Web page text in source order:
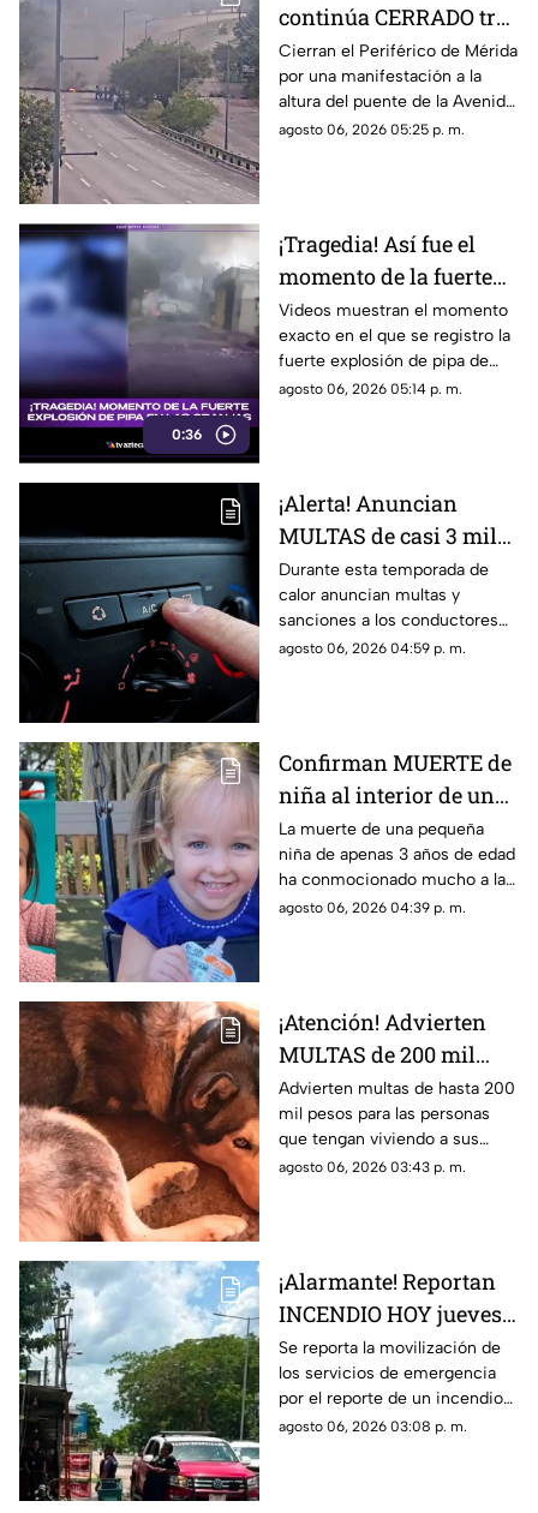
continúa CERRADO tras
manifestación;
reportan caos vial en la
zona
Cierran el Periférico de Mérida
por una manifestación a la
altura del puente de la Avenida
86, por lo que piden usar rutas
agosto 06, 2026 05:25 p. m.
0:36
¡Tragedia! Así fue el
momento de la fuerte
EXPLOSIÓN de PIPA de
GAS en la colonia
Granjas (+VIDEO)
Videos muestran el momento
exacto en el que se registro la
fuerte explosión de pipa de
gas en calles de la colonia
agosto 06, 2026 05:14 p. m.
¡Alerta! Anuncian
MULTAS de casi 3 mil
pesos a conductores
que NO enciendan el
AIRE ACONDICIONADO;
esto se sabe
Durante esta temporada de
calor anuncian multas y
sanciones a los conductores
que no enciendan el aire
agosto 06, 2026 04:59 p. m.
Confirman MUERTE de
niña al interior de una
cocinita de juguete; esto
le pasó
La muerte de una pequeña
niña de apenas 3 años de edad
ha conmocionado mucho a la
población en general; todo
agosto 06, 2026 04:39 p. m.
¡Atención! Advierten
MULTAS de 200 mil
pesos a quienes tengan
perros y gatos en
PATIOS o azoteas; esto
se sabe
Advierten multas de hasta 200
mil pesos para las personas
que tengan viviendo a sus
perros y gatos en patios o
agosto 06, 2026 03:43 p. m.
¡Alarmante! Reportan
INCENDIO HOY jueves 6
de agosto en comercio
al sur de Mérida;
genera movilización
Se reporta la movilización de
los servicios de emergencia
por el reporte de un incendio
al interior del comercio en la
agosto 06, 2026 03:08 p. m.